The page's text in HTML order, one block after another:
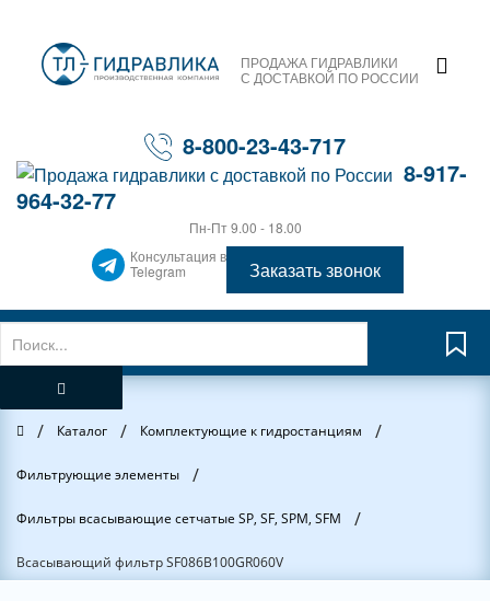
ПРОДАЖА ГИДРАВЛИКИ
С ДОСТАВКОЙ ПО РОССИИ
8-800-23-43-717
8-917-
964-32-77
Пн-Пт 9.00 - 18.00
Консультация в
Telegram
Заказать звонок
Главная
/ Каталог / Комплектующие к гидростанциям /
Фильтрующие элементы /
Фильтры всасывающие сетчатые SP, SF, SPM, SFM /
Всасывающий фильтр SF086B100GR060V